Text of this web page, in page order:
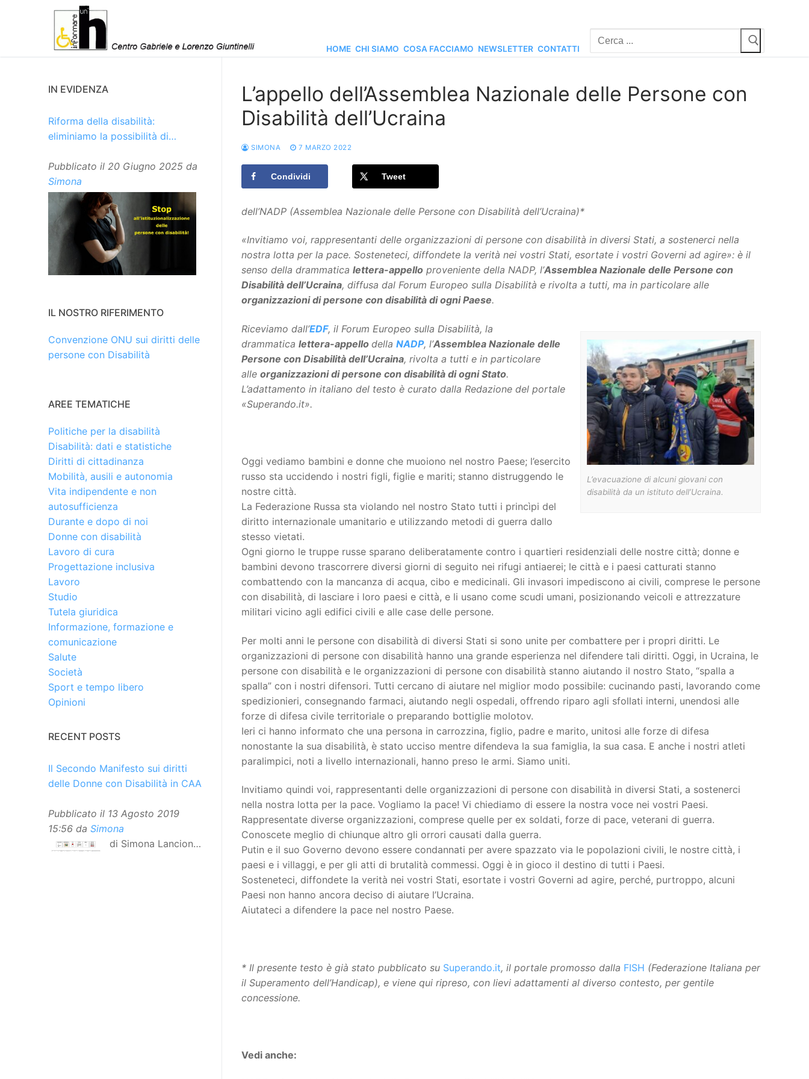
HOME CHI SIAMO COSA FACCIAMO NEWSLETTER CONTATTI
Cerca:
L’appello dell’Assemblea Nazionale delle Persone con
Disabilità dell’Ucraina
SIMONA 7 MARZO 2022
Condividi Tweet
dell’NADP (Assemblea Nazionale delle Persone con Disabilità dell’Ucraina)*
«Invitiamo voi, rappresentanti delle organizzazioni di persone con disabilità in diversi Stati, a sostenerci nella
nostra lotta per la pace. Sosteneteci, diffondete la verità nei vostri Stati, esortate i vostri Governi ad agire»: è il
senso della drammatica lettera-appello proveniente della NADP, l’Assemblea Nazionale delle Persone con
Disabilità dell’Ucraina, diffusa dal Forum Europeo sulla Disabilità e rivolta a tutti, ma in particolare alle
organizzazioni di persone con disabilità di ogni Paese.
L’evacuazione di alcuni giovani con
disabilità da un istituto dell’Ucraina.
Riceviamo dall’EDF, il Forum Europeo sulla Disabilità, la
drammatica lettera-appello della NADP, l’Assemblea Nazionale delle
Persone con Disabilità dell’Ucraina, rivolta a tutti e in particolare
alle organizzazioni di persone con disabilità di ogni Stato.
L’adattamento in italiano del testo è curato dalla Redazione del portale
«Superando.it».
Oggi vediamo bambini e donne che muoiono nel nostro Paese; l’esercito
russo sta uccidendo i nostri figli, figlie e mariti; stanno distruggendo le
nostre città.
La Federazione Russa sta violando nel nostro Stato tutti i princìpi del
diritto internazionale umanitario e utilizzando metodi di guerra dallo
stesso vietati.
Ogni giorno le truppe russe sparano deliberatamente contro i quartieri residenziali delle nostre città; donne e
bambini devono trascorrere diversi giorni di seguito nei rifugi antiaerei; le città e i paesi catturati stanno
combattendo con la mancanza di acqua, cibo e medicinali. Gli invasori impediscono ai civili, comprese le persone
con disabilità, di lasciare i loro paesi e città, e li usano come scudi umani, posizionando veicoli e attrezzature
militari vicino agli edifici civili e alle case delle persone.
Per molti anni le persone con disabilità di diversi Stati si sono unite per combattere per i propri diritti. Le
organizzazioni di persone con disabilità hanno una grande esperienza nel difendere tali diritti. Oggi, in Ucraina, le
persone con disabilità e le organizzazioni di persone con disabilità stanno aiutando il nostro Stato, “spalla a
spalla” con i nostri difensori. Tutti cercano di aiutare nel miglior modo possibile: cucinando pasti, lavorando come
spedizionieri, consegnando farmaci, aiutando negli ospedali, offrendo riparo agli sfollati interni, unendosi alle
forze di difesa civile territoriale o preparando bottiglie molotov.
Ieri ci hanno informato che una persona in carrozzina, figlio, padre e marito, unitosi alle forze di difesa
nonostante la sua disabilità, è stato ucciso mentre difendeva la sua famiglia, la sua casa. E anche i nostri atleti
paralimpici, noti a livello internazionali, hanno preso le armi. Siamo uniti.
Invitiamo quindi voi, rappresentanti delle organizzazioni di persone con disabilità in diversi Stati, a sostenerci
nella nostra lotta per la pace. Vogliamo la pace! Vi chiediamo di essere la nostra voce nei vostri Paesi.
Rappresentate diverse organizzazioni, comprese quelle per ex soldati, forze di pace, veterani di guerra.
Conoscete meglio di chiunque altro gli orrori causati dalla guerra.
Putin e il suo Governo devono essere condannati per avere spazzato via le popolazioni civili, le nostre città, i
paesi e i villaggi, e per gli atti di brutalità commessi. Oggi è in gioco il destino di tutti i Paesi.
Sosteneteci, diffondete la verità nei vostri Stati, esortate i vostri Governi ad agire, perché, purtroppo, alcuni
Paesi non hanno ancora deciso di aiutare l’Ucraina.
Aiutateci a difendere la pace nel nostro Paese.
* Il presente testo è già stato pubblicato su Superando.it, il portale promosso dalla FISH (Federazione Italiana per
il Superamento dell’Handicap), e viene qui ripreso, con lievi adattamenti al diverso contesto, per gentile
concessione.
Vedi anche:
IN EVIDENZA
Riforma della disabilità:
eliminiamo la possibilità di
Pubblicato il 20 Giugno 2025 da
Simona
IL NOSTRO RIFERIMENTO
Convenzione ONU sui diritti delle
persone con Disabilità
AREE TEMATICHE
Politiche per la disabilità
Disabilità: dati e statistiche
Diritti di cittadinanza
Mobilità, ausili e autonomia
Vita indipendente e non
autosufficienza
Durante e dopo di noi
Donne con disabilità
Lavoro di cura
Progettazione inclusiva
Lavoro
Studio
Tutela giuridica
Informazione, formazione e
comunicazione
Salute
Società
Sport e tempo libero
Opinioni
RECENT POSTS
Il Secondo Manifesto sui diritti
delle Donne con Disabilità in CAA
Pubblicato il 13 Agosto 2019
15:56 da Simona
di Simona Lancioni,